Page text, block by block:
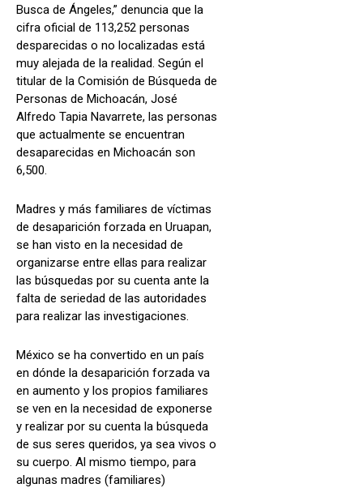
Busca de Ángeles,” denuncia que la
cifra oficial de 113,252 personas
desparecidas o no localizadas está
muy alejada de la realidad. Según el
titular de la Comisión de Búsqueda de
Personas de Michoacán, José
Alfredo Tapia Navarrete, las personas
que actualmente se encuentran
desaparecidas en Michoacán son
6,500.
Madres y más familiares de víctimas
de desaparición forzada en Uruapan,
se han visto en la necesidad de
organizarse entre ellas para realizar
las búsquedas por su cuenta ante la
falta de seriedad de las autoridades
para realizar las investigaciones.
México se ha convertido en un país
en dónde la desaparición forzada va
en aumento y los propios familiares
se ven en la necesidad de exponerse
y realizar por su cuenta la búsqueda
de sus seres queridos, ya sea vivos o
su cuerpo. Al mismo tiempo, para
algunas madres (familiares)